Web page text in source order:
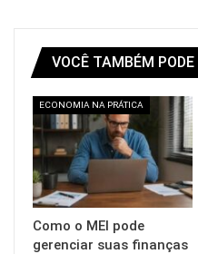
VOCÊ TAMBÉM
ECONOMIA NA PRÁTICA
Como o MEI pode
gerenciar suas finanças